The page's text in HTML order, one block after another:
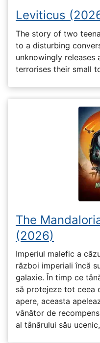
Leviticus
The story of two
to a disturbing
unknowingly
terrorises their small
The
(2026)
Imperiul malefic a
război imperiali încă
galaxie. În timp ce
să protejeze tot ceea
apere, aceasta
vânător de
al tânărului său